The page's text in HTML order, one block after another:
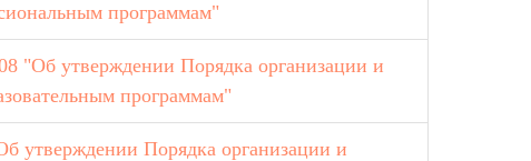
программам"
"Об утверждении Порядка организации и
программам"
утверждении Порядка организации и